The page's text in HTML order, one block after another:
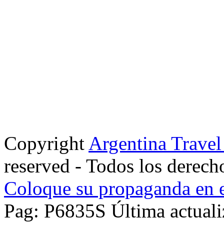
Copyright Argentina
reserved - Todos los
Coloque su propaganda en
Pag: P6835S Última